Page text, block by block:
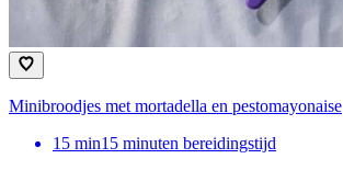
Minibroodjes met mortadella en pestomayonaise
15 min15 minuten bereidingstijd